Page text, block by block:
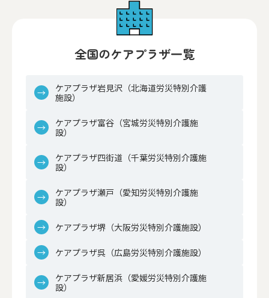
全国のケアプラザ一覧
ケアプラザ岩見沢（北海道労災特別介護
施設）
ケアプラザ富谷（宮城労災特別介護施
設）
ケアプラザ四街道（千葉労災特別介護施
設）
ケアプラザ瀬戸（愛知労災特別介護施
設）
ケアプラザ堺（大阪労災特別介護施設）
ケアプラザ呉（広島労災特別介護施設）
ケアプラザ新居浜（愛媛労災特別介護施
設）